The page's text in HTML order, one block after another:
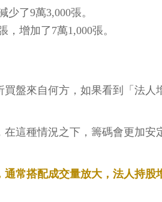
了9萬3,000張。
增加了7萬1,000張。
盤來自何方，如果看到「法人
這種情況之下，籌碼會更加安
常搭配成交量放大，法人持